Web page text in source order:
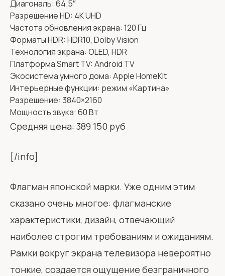
Диагональ: 64.5″
Разрешение HD: 4K UHD
Частота обновления экрана: 120 Гц
Форматы HDR: HDR10, Dolby Vision
Технология экрана: OLED, HDR
Платформа Smart TV: Android TV
Экосистема умного дома: Apple HomeKit
Интерьерные функции: режим «Картина»
Разрешение: 3840×2160
Мощность звука: 60 Вт
Средняя цена: 389 150 руб
[/info]
Флагман японской марки. Уже одним этим
сказано очень многое: флагманские
характеристики, дизайн, отвечающий
наиболее строгим требованиям и ожиданиям.
Рамки вокруг экрана телевизора невероятно
тонкие, создается ощущение безграничного